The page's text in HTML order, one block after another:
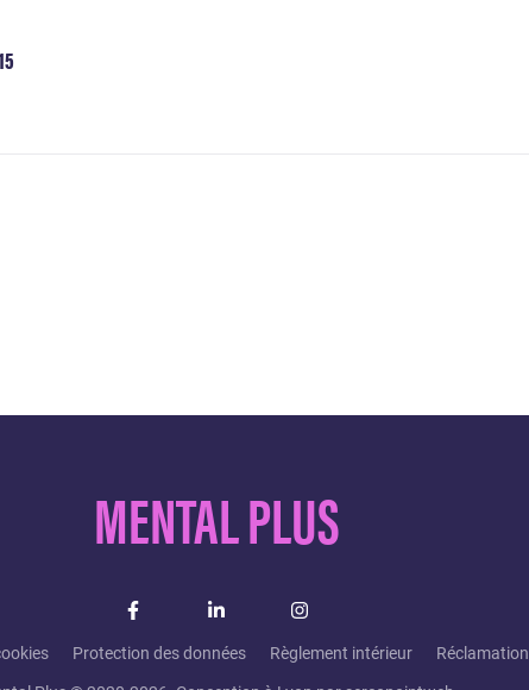
MENTAL PLUS
Protection des données Règlement intérieur Réclamation